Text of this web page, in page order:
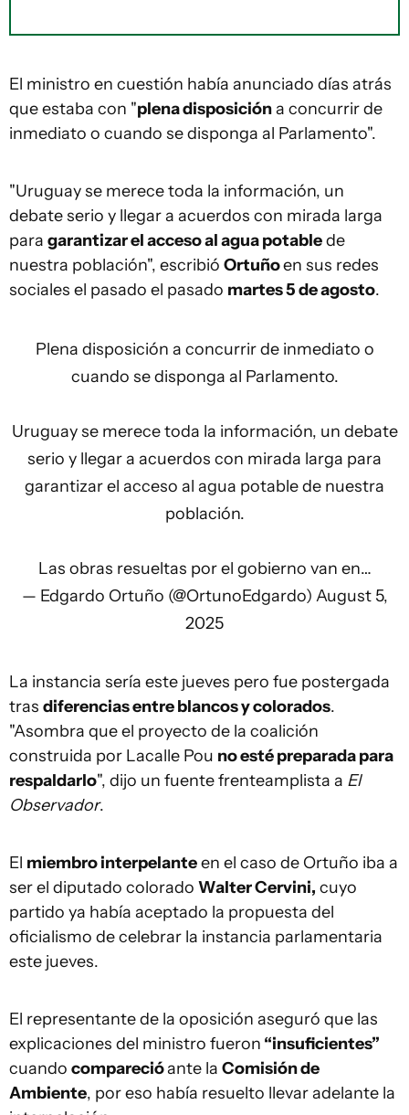
El ministro en cuestión había anunciado días atrás
que estaba con "plena disposicióna concurrir de
inmediato o cuando se disponga al Parlamento".
"Uruguay se merece toda la información, un
debate serio y llegar a acuerdos con mirada larga
para garantizar el acceso al agua potablede
nuestra población", escribió Ortuñoen sus redes
sociales el pasado el pasado martes 5 de agosto.
Plena disposición a concurrir de inmediato o
cuando se disponga al Parlamento.
Uruguay se merece toda la información, un debate
serio y llegar a acuerdos con mirada larga para
garantizar el acceso al agua potable de nuestra
población.
Las obras resueltas por el gobierno van en…
— Edgardo Ortuño (@OrtunoEdgardo) August 5,
2025
La instancia sería este jueves pero fue postergada
tras diferencias entre blancos y colorados.
"Asombra que el proyecto de la coalición
construida por Lacalle Pou no esté preparada para
respaldarlo", dijo un fuente frenteamplista a El
Observador.
El miembro interpelanteen el caso de Ortuño iba a
ser el diputado colorado Walter Cervini, cuyo
partido ya había aceptado la propuesta del
oficialismo de celebrar la instancia parlamentaria
este jueves.
El representante de la oposición aseguró que las
explicaciones del ministro fueron “insuficientes”
cuando comparecióante la Comisión de
Ambiente, por eso había resuelto llevar adelante la